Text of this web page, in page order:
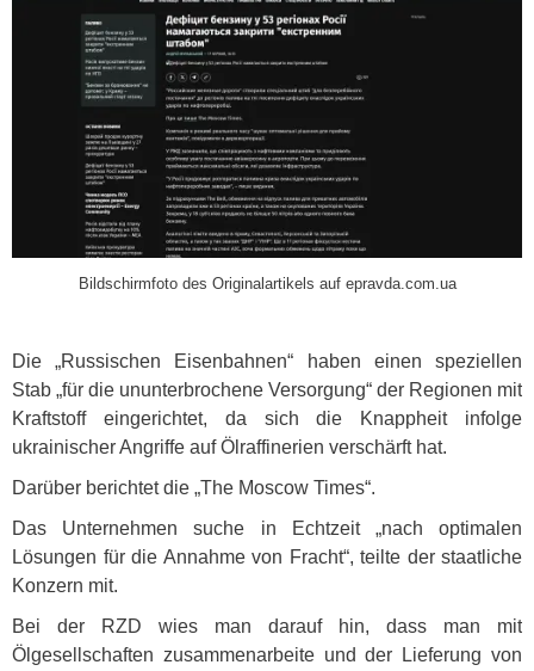
Bildschirmfoto des Originalartikels auf epravda.com.ua
Die „Russischen Eisenbahnen“ haben einen speziellen
Stab „für die ununterbrochene Versorgung“ der Regionen mit
Kraftstoff eingerichtet, da sich die Knappheit infolge
ukrainischer Angriffe auf Ölraffinerien verschärft hat.
Darüber berichtet die „The Moscow Times“.
Das Unternehmen suche in Echtzeit „nach optimalen
Lösungen für die Annahme von Fracht“, teilte der staatliche
Konzern mit.
Bei der
RZD wies man darauf hin, dass man mit
Ölgesellschaften zusammenarbeite und der Lieferung von